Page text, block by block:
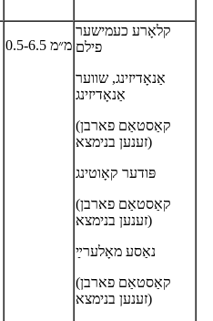
0.5-6.5 מ״מ
קלאָרע כעמישער
פילם
אַנאָדיזינג, שווער
אַנאָדיזינג
(קאַסטאַם פארבן
זענען בנימצא)
פּודער קאָוטינג
(קאַסטאַם פארבן
זענען בנימצא)
נאַסע מאָלערײַ
(קאַסטאַם פארבן
זענען בנימצא)